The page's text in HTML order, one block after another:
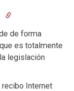
de forma
es totalmente
legislación
Internet